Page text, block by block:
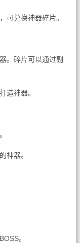
可兑换神器碎片。
。碎片可以通过副
造神器。
神器。
。